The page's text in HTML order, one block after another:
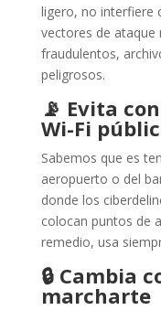
ligero, no interfiere
vectores de ataque
fraudulentos,
peligrosos.
📡 Evita
Wi-Fi
Sabemos que es
aeropuerto o del
donde los
colocan puntos de
remedio, usa
🔒Cambia
marcharte